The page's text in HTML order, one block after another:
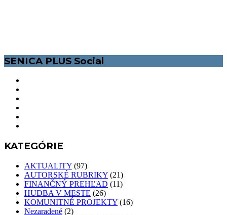
SENICA PLUS Social
KATEGÓRIE
AKTUALITY (97)
AUTORSKÉ RUBRIKY (21)
FINANČNÝ PREHĽAD (11)
HUDBA V MESTE (26)
KOMUNITNÉ PROJEKTY (16)
Nezaradené (2)